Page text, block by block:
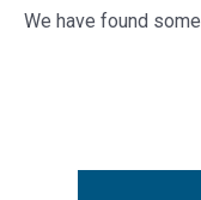
We have found